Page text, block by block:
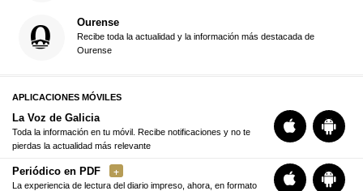
Ourense
Recibe toda la actualidad y la información más destacada de
Ourense
APLICACIONES MÓVILES
La Voz de Galicia
Toda la información en tu móvil. Recibe notificaciones y no te
pierdas la actualidad más relevante
Periódico en PDF
La experiencia de lectura del diario impreso, ahora, en formato